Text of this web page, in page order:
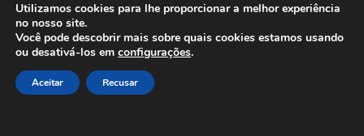
Utilizamos cookies para lhe proporcionar a melhor experiência
no nosso site.
Você pode descobrir mais sobre quais cookies estamos usando
ou desativá-los em configurações.
Aceitar Recusar